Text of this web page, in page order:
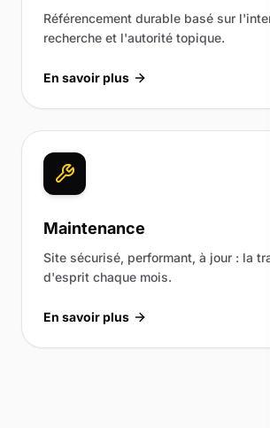
Référencement durable basé sur
recherche et l'autorité topique.
En savoir plus
Maintenance
Site sécurisé, performant, à jour : la
d'esprit chaque mois.
En savoir plus